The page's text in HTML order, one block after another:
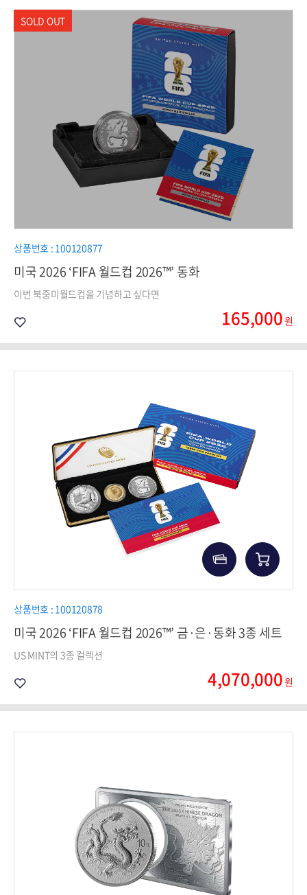
상품번호 : 100120877
미국 2026 ‘FIFA 월드컵 2026™’ 동화
이번 북중미월드컵을 기념하고 싶다면
165,000원
상품번호 : 100120878
미국 2026 ‘FIFA 월드컵 2026™’ 금·은·동화 3종 세트
US MINT의 3종 컬렉션
4,070,000원